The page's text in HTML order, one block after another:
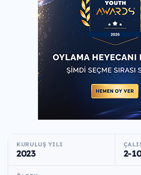
KURULUŞ YILI
2023 2-